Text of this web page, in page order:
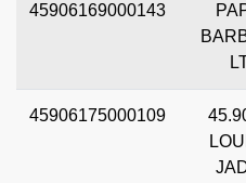
45906169000143
45906175000109